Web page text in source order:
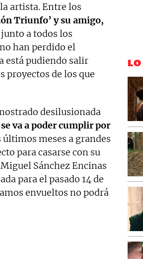
artista. Entre los
Triunfo’ y su amigo,
a todos los
han perdido el
está pudiendo salir
proyectos de los que
desilusionada
va a poder cumplir por
últimos meses a grandes
para casarse con su
Sánchez Encinas
para el pasado 14 de
envueltos no podrá